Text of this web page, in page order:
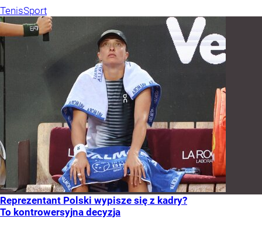
TenisSport
Reprezentant Polski wypisze się z kadry?
To kontrowersyjna decyzja